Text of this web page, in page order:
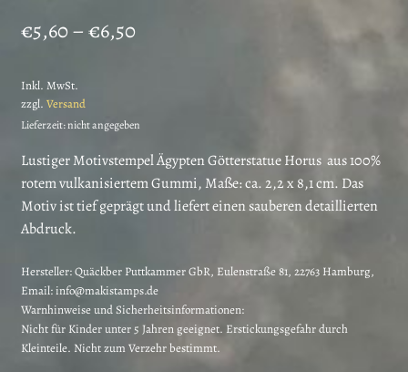
€5,60–€6,50Preisspanne:
€6,50
Inkl. MwSt.
zzgl. Versand
Lieferzeit: nicht angegeben
Lustiger Motivstempel Ägypten Götterstatue Horus aus 100%
rotem vulkanisiertem Gummi, Maße: ca. 2,2 x 8,1 cm. Das
Motiv ist tief geprägt und liefert einen sauberen detaillierten
Abdruck.
Hersteller:Quäckber Puttkammer GbR, Eulenstraße 81, 22763 Hamburg,
Email: info@makistamps.de
Warnhinweise und Sicherheitsinformationen:
Nicht für Kinder unter 5 Jahren geeignet. Erstickungsgefahr durch
Kleinteile. Nicht zum Verzehr bestimmt.